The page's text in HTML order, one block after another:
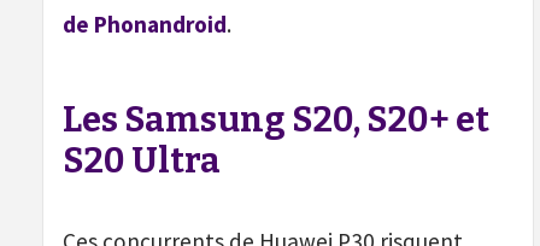
de Phonandroid.
Les Samsung S20, S20+ et
S20 Ultra